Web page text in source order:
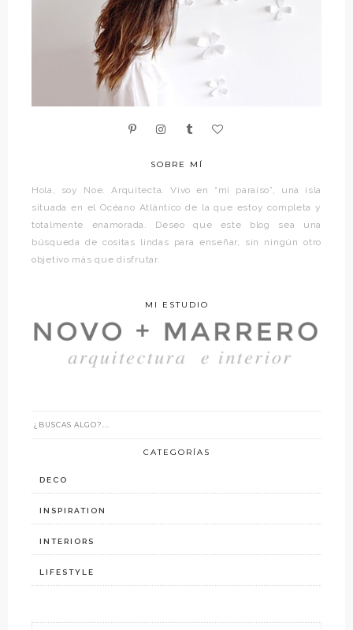
SOBRE MÍ
Hola, soy Noe. Arquitecta. Vivo en “mi paraíso”, una isla
situada en el Océano Atlántico de la que estoy completa y
totalmente enamorada. Deseo que este blog sea una
búsqueda de cositas lindas para enseñar, sin ningún otro
objetivo más que disfrutar.
MI ESTUDIO
CATEGORÍAS
DECO
INSPIRATION
INTERIORS
LIFESTYLE